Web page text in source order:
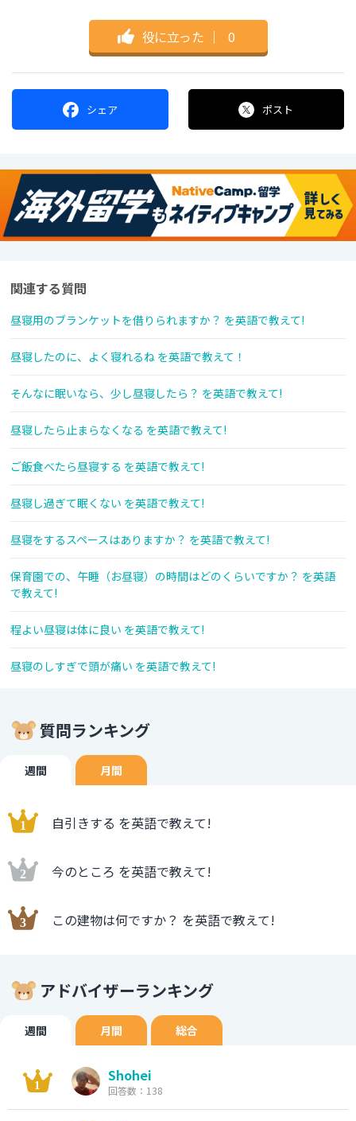
役に立った ｜ 0
シェア ポスト
関連する質問
昼寝用のブランケットを借りられますか？ を英語で教えて!
昼寝したのに、よく寝れるね を英語で教えて！
そんなに眠いなら、少し昼寝したら？ を英語で教えて!
昼寝したら止まらなくなる を英語で教えて!
ご飯食べたら昼寝する を英語で教えて!
昼寝し過ぎて眠くない を英語で教えて!
昼寝をするスペースはありますか？ を英語で教えて!
保育園での、午睡（お昼寝）の時間はどのくらいですか？ を英語
で教えて!
程よい昼寝は体に良い を英語で教えて!
昼寝のしすぎで頭が痛い を英語で教えて!
質問ランキング
週間 月間
自引きする を英語で教えて!
今のところ を英語で教えて!
この建物は何ですか？ を英語で教えて!
アドバイザーランキング
週間 月間 総合
Shohei
回答数：138